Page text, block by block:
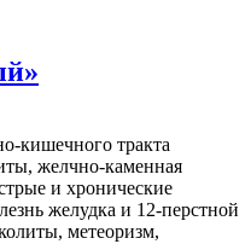
кишечного тракта
желчно-каменная
и хронические
желудка и 12-перстной
метеоризм,